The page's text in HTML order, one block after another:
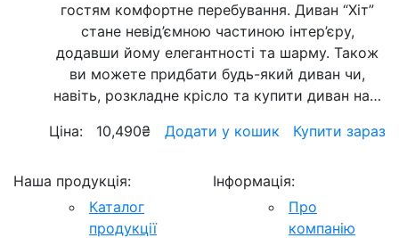
гостям комфортне перебування. Диван “Хіт”
стане невід’ємною частиною інтер’єру,
додавши йому елегантності та шарму. Також
ви можете придбати будь-який диван чи,
навіть, розкладне крісло та купити диван на…
Ціна:
10,490₴ Додати у кошик Купити зараз
Наша продукція:
Каталог
продукції
Інформація:
Про
компанію